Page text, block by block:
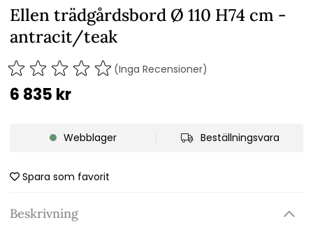
Ellen trädgårdsbord Ø 110 H74 cm -
antracit/teak
(Inga Recensioner)
6 835 kr
Webblager Beställningsvara
Spara som favorit
Beskrivning